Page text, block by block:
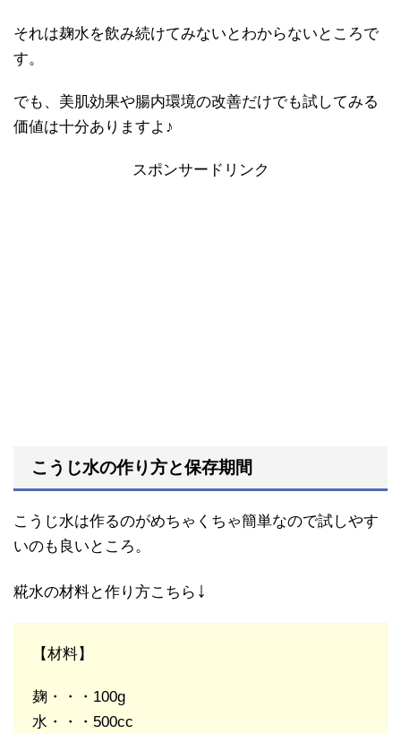
それは麹水を飲み続けてみないとわからないところで
す。
でも、美肌効果や腸内環境の改善だけでも試してみる
価値は十分ありますよ♪
スポンサードリンク
こうじ水の作り方と保存期間
こうじ水は作るのがめちゃくちゃ簡単なので試しやす
いのも良いところ。
糀水の材料と作り方こちら ↓
【材料】
麹・・・100g
水・・・500cc